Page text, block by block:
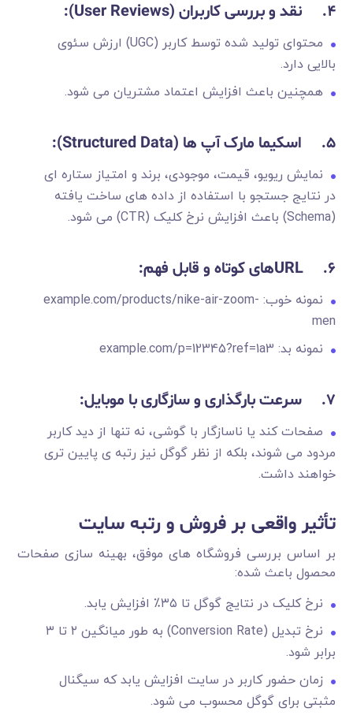
4. نقد و بررسی کاربران (User Reviews):
محتوای تولید شده توسط کاربر (UGC) ارزش سئوی
بالایی دارد.
همچنین باعث افزایش اعتماد مشتریان می شود.
5. اسکیما مارک آپ ها (Structured Data):
نمایش ریویو، قیمت، موجودی، برند و امتیاز ستاره ای
در نتایج جستجو با استفاده از داده های ساخت یافته
(Schema) باعث افزایش نرخ کلیک (CTR) می شود.
6.
URLهای کوتاه و قابل فهم:
نمونه خوب: example.com/products/nike-air-zoom-
men
نمونه بد: example.com/p=12345?ref=1a3
7. سرعت بارگذاری و سازگاری با موبایل:
صفحات کند یا ناسازگار با گوشی، نه تنها از دید کاربر
مردود می شوند، بلکه از نظر گوگل نیز رتبه ی پایین تری
خواهند داشت.
تأثیر واقعی بر فروش و رتبه سایت
بر اساس بررسی فروشگاه های موفق، بهینه سازی صفحات
محصول باعث شده:
نرخ کلیک در نتایج گوگل تا ۳۵٪ افزایش یابد.
نرخ تبدیل (Conversion Rate) به طور میانگین ۲ تا ۳
برابر شود.
زمان حضور کاربر در سایت افزایش یابد که سیگنال
مثبتی برای گوگل محسوب می شود.